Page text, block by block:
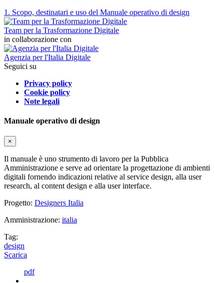
1. Scopo, destinatari e uso del Manuale operativo di design
Team per la Trasformazione Digitale
in collaborazione con
Agenzia per l'Italia Digitale
Seguici su
Privacy policy
Cookie policy
Note legali
Manuale operativo di design
×
Il manuale è uno strumento di lavoro per la Pubblica
Amministrazione e serve ad orientare la progettazione di ambienti
digitali fornendo indicazioni relative al service design, alla user
research, al content design e alla user interface.
Progetto: Designers Italia
Amministrazione: italia
Tag:
design
Scarica
pdf